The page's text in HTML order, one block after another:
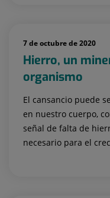
7 de octubre de 2020
Hierro, un
organismo
El cansancio puede
en nuestro cuerpo,
señal de falta de
necesario para el